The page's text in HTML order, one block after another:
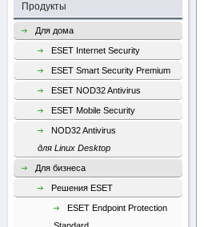
Продукты
Для дома
ESET Internet Security
ESET Smart Security Premium
ESET NOD32 Antivirus
ESET Mobile Security
NOD32 Antivirus
для Linux Desktop
Для бизнеса
Решения ESET
ESET Endpoint Protection